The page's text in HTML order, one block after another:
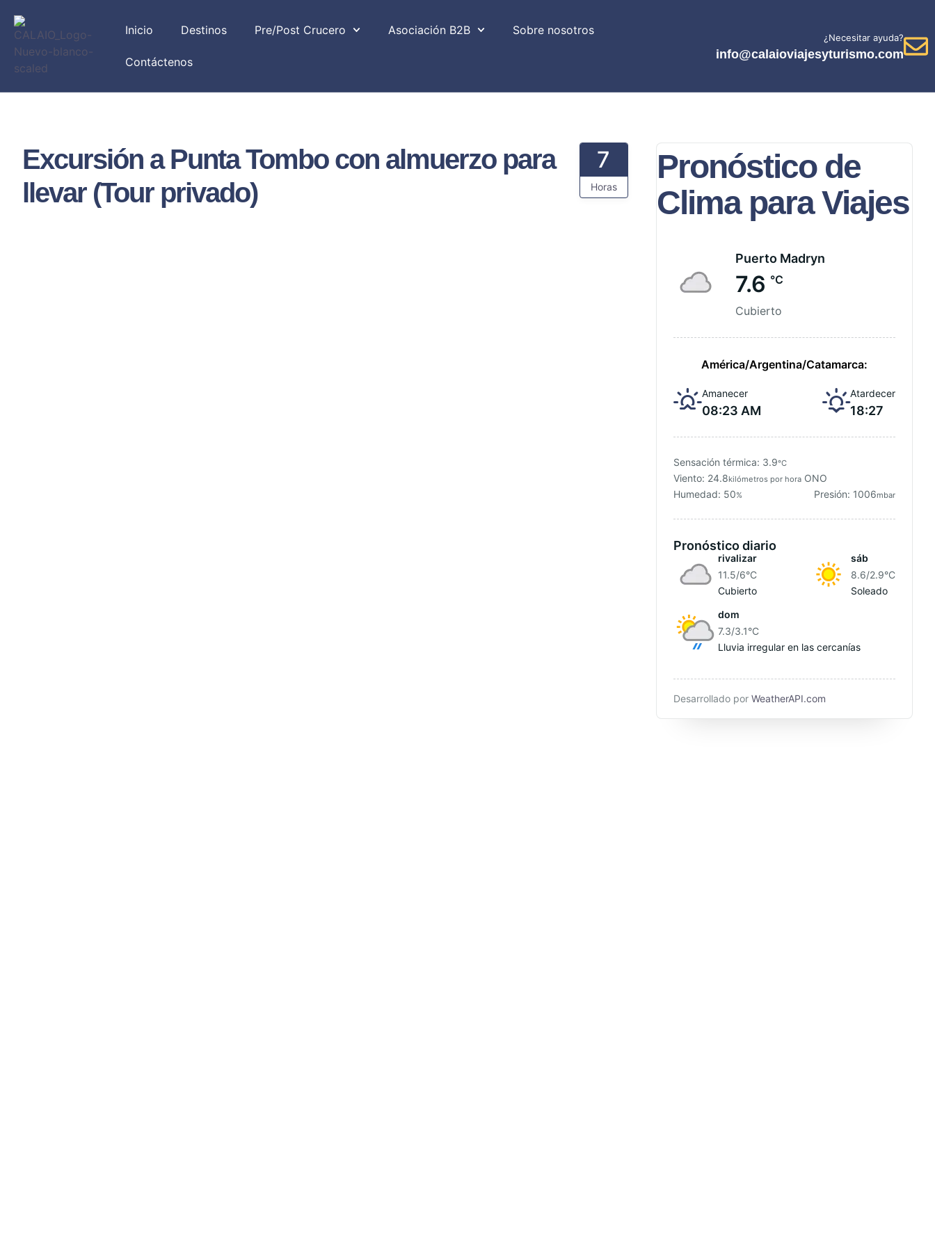
Inicio Destinos Pre/Post Crucero Asociación B2B Sobre nosotros
Contáctenos
¿Necesitar ayuda?
info@calaioviajesyturismo.com
Excursión a Punta Tombo con almuerzo para
llevar (Tour privado)
7
Horas
Pronóstico de
Clima para Viajes
Puerto Madryn
7.6 °C
Cubierto
América/Argentina/Catamarca:
Amanecer
08:23 AM
Atardecer
18:27
Sensación térmica: 3.9°C
Viento: 24.8kilómetros por horaONO
Humedad: 50% Presión: 1006mbar
Pronóstico diario
rivalizar
11.5/6°C
Cubierto
sáb
8.6/2.9°C
Soleado
dom
7.3/3.1°C
Lluvia irregular en las cercanías
Desarrollado por WeatherAPI.com